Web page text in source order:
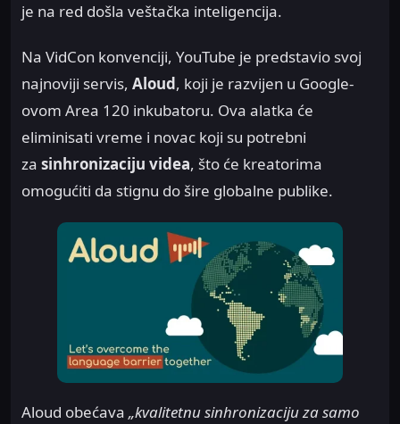
je na red došla veštačka inteligencija.
Na VidCon konvenciji, YouTube je predstavio svoj
najnoviji servis, Aloud, koji je razvijen u Google-
ovom Area 120 inkubatoru. Ova alatka će
eliminisati vreme i novac koji su potrebni
za sinhronizaciju videa, što će kreatorima
omogućiti da stignu do šire globalne publike.
Aloud obećava „kvalitetnu sinhronizaciju za samo